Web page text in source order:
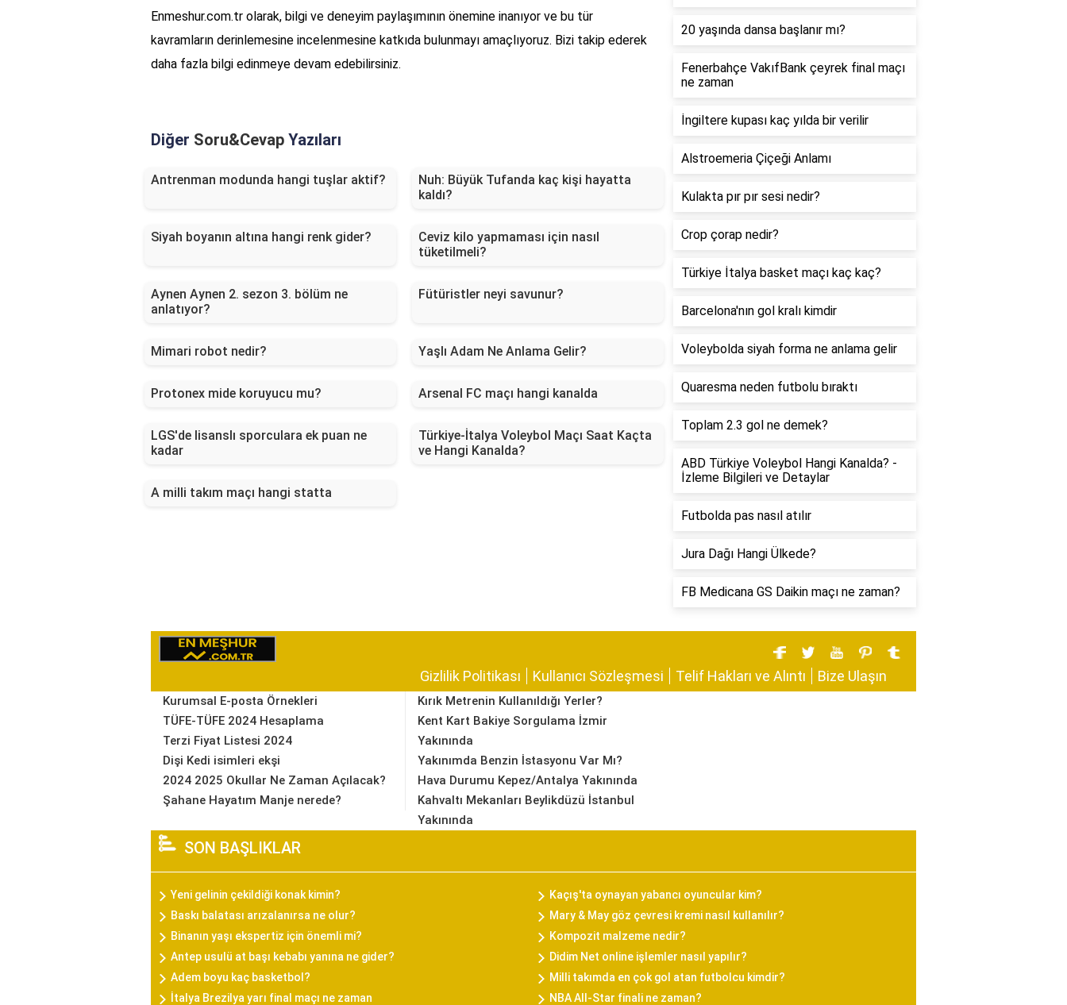
Enmeshur.com.tr olarak, bilgi ve deneyim paylaşımının önemine inanıyor ve bu tür
kavramların derinlemesine incelenmesine katkıda bulunmayı amaçlıyoruz. Bizi takip ederek
daha fazla bilgi edinmeye devam edebilirsiniz.
Diğer Soru&Cevap Yazıları
Antrenman modunda hangi tuşlar aktif?
Nuh: Büyük Tufanda kaç kişi hayatta
kaldı?
Siyah boyanın altına hangi renk gider?
Ceviz kilo yapmaması için nasıl
tüketilmeli?
Aynen Aynen 2. sezon 3. bölüm ne
anlatıyor?
Fütüristler neyi savunur?
Mimari robot nedir? Yaşlı Adam Ne Anlama Gelir?
Protonex mide koruyucu mu? Arsenal FC maçı hangi kanalda
LGS'de lisanslı sporculara ek puan ne
kadar
Türkiye-İtalya Voleybol Maçı Saat Kaçta
ve Hangi Kanalda?
A milli takım maçı hangi statta
20 yaşında dansa başlanır mı?
Fenerbahçe VakıfBank çeyrek final maçı
ne zaman
İngiltere kupası kaç yılda bir verilir
Alstroemeria Çiçeği Anlamı
Kulakta pır pır sesi nedir?
Crop çorap nedir?
Türkiye İtalya basket maçı kaç kaç?
Barcelona'nın gol kralı kimdir
Voleybolda siyah forma ne anlama gelir
Quaresma neden futbolu bıraktı
Toplam 2.3 gol ne demek?
ABD Türkiye Voleybol Hangi Kanalda? -
İzleme Bilgileri ve Detaylar
Futbolda pas nasıl atılır
Jura Dağı Hangi Ülkede?
FB Medicana GS Daikin maçı ne zaman?
Gizlilik Politikası Kullanıcı Sözleşmesi Telif Hakları ve Alıntı Bize Ulaşın
Kurumsal E-posta Örnekleri
TÜFE-TÜFE 2024 Hesaplama
Terzi Fiyat Listesi 2024
Dişi Kedi isimleri ekşi
2024 2025 Okullar Ne Zaman Açılacak?
Şahane Hayatım Manje nerede?
Kırık Metrenin Kullanıldığı Yerler?
Kent Kart Bakiye Sorgulama İzmir
Yakınında
Yakınımda Benzin İstasyonu Var Mı?
Hava Durumu Kepez/Antalya Yakınında
Kahvaltı Mekanları Beylikdüzü İstanbul
Yakınında
SON BAŞLIKLAR
Yeni gelinin çekildiği konak kimin?
Kaçış'ta oynayan yabancı oyuncular kim?
Baskı balatası arızalanırsa ne olur?
Mary & May göz çevresi kremi nasıl kullanılır?
Binanın yaşı ekspertiz için önemli mi?
Kompozit malzeme nedir?
Antep usulü at başı kebabı yanına ne gider?
Didim Net online işlemler nasıl yapılır?
Adem boyu kaç basketbol?
Milli takımda en çok gol atan futbolcu kimdir?
İtalya Brezilya yarı final maçı ne zaman
NBA All-Star finali ne zaman?